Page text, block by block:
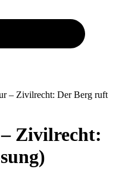
– Zivilrecht: Der Berg ruft
Zivilrecht: